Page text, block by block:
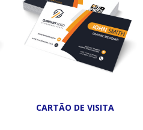
CARTÃO DE VISITA